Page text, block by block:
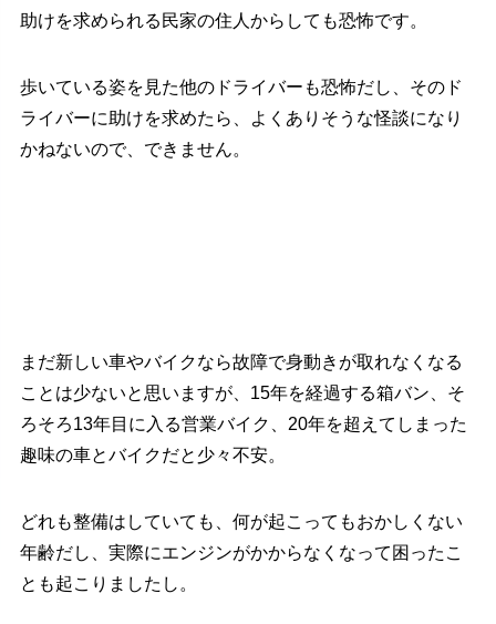
助けを求められる民家の住人からしても恐怖です。
歩いている姿を見た他のドライバーも恐怖だし、そのド
ライバーに助けを求めたら、よくありそうな怪談になり
かねないので、できません。
まだ新しい車やバイクなら故障で身動きが取れなくなる
ことは少ないと思いますが、15年を経過する箱バン、そ
ろそろ13年目に入る営業バイク、20年を超えてしまった
趣味の車とバイクだと少々不安。
どれも整備はしていても、何が起こってもおかしくない
年齢だし、実際にエンジンがかからなくなって困ったこ
とも起こりましたし。